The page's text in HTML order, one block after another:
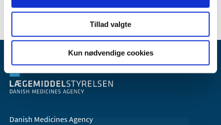
Tillad valgte
Kun nødvendige cookies
Danish Medicines Agency